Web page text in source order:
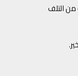
من التلف